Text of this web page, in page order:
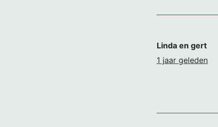
Linda en gert
1 jaar geleden